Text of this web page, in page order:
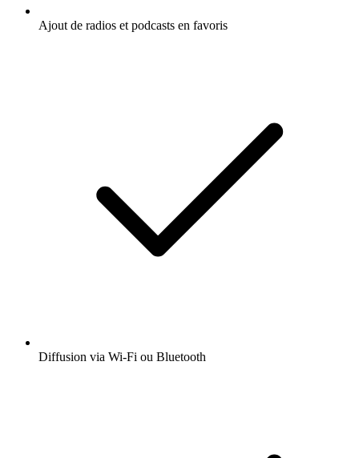
Ajout de radios et podcasts en favoris
Diffusion via Wi-Fi ou Bluetooth